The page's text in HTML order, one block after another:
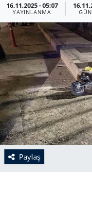
16.11.2025 - 05:07
YAYINLANMA
Paylaş